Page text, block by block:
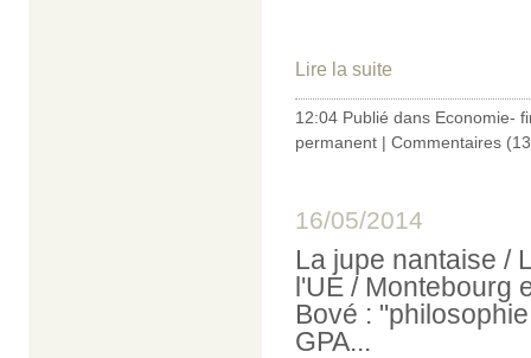
Lire la suite
12:04 Publié dans Economie-
permanent | Commentaires
16/05/2014
La jupe nantaise /
l'UE / Montebourg
Bové :
GPA...